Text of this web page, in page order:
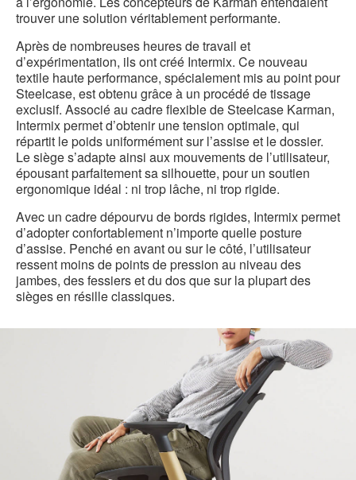
trouver une solution véritablement performante.
Après de nombreuses heures de travail et
d’expérimentation, ils ont créé Intermix. Ce nouveau
textile haute performance, spécialement mis au point pour
Steelcase, est obtenu grâce à un procédé de tissage
exclusif. Associé au cadre flexible de Steelcase Karman,
Intermix permet d’obtenir une tension optimale, qui
répartit le poids uniformément sur l’assise et le dossier.
Le siège s’adapte ainsi aux mouvements de l’utilisateur,
épousant parfaitement sa silhouette, pour un soutien
ergonomique idéal : ni trop lâche, ni trop rigide.
Avec un cadre dépourvu de bords rigides, Intermix permet
d’adopter confortablement n’importe quelle posture
d’assise. Penché en avant ou sur le côté, l’utilisateur
ressent moins de points de pression au niveau des
jambes, des fessiers et du dos que sur la plupart des
sièges en résille classiques.